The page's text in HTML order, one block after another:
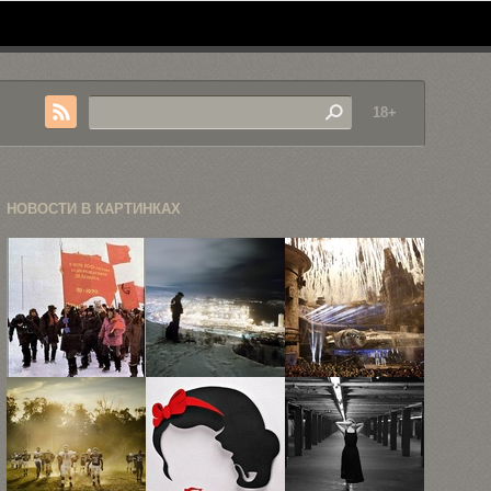
18+
НОВОСТИ В КАРТИНКАХ
Ностальгия
по СССР:
фотоподборка
18
атмосферных
снимков
Александра
Гронского
21
фотография
с
посвящения
нового ...